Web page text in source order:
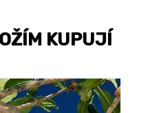
KUPUJÍ